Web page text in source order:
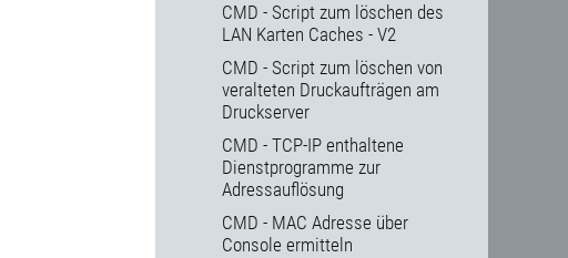
CMD - Script zum löschen des
LAN Karten Caches - V2
CMD - Script zum löschen von
veralteten Druckaufträgen am
Druckserver
CMD - TCP-IP enthaltene
Dienstprogramme zur
Adressauflösung
CMD - MAC Adresse über
Console ermitteln